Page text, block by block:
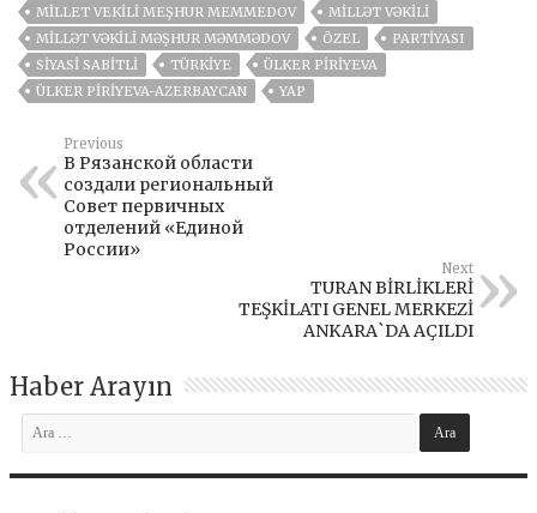
MILLET VEKILI MEŞHUR MEMMEDOV
MILLƏT VƏKILI
MILLƏT VƏKILI MƏŞHUR MƏMMƏDOV
ÖZEL
PARTIYASI
SIYASI SABITLI
TÜRKİYE
ÜLKER PIRIYEVA
ÜLKER PİRİYEVA-AZERBAYCAN
YAP
Previous
В Рязанской области
создали региональный
Совет первичных
отделений «Единой
России»
Next
TURAN BİRLİKLERİ
TEŞKİLATI GENEL MERKEZİ
ANKARA`DA AÇILDI
Haber Arayın